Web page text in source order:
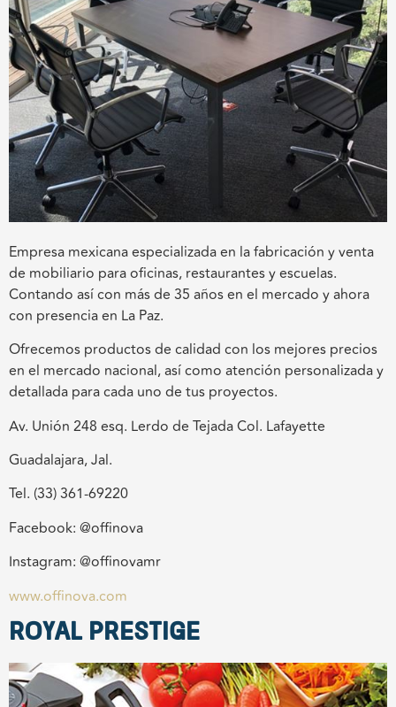
Empresa mexicana especializada en la fabricación y venta
de mobiliario para oficinas, restaurantes y escuelas.
Contando así con más de 35 años en el mercado y ahora
con presencia en La Paz.
Ofrecemos productos de calidad con los mejores precios
en el mercado nacional, así como atención personalizada y
detallada para cada uno de tus proyectos.
Av. Unión 248 esq. Lerdo de Tejada Col. Lafayette
Guadalajara, Jal.
Tel. (33) 361-69220
Facebook: @offinova
Instagram: @offinovamr
www.offinova.com
ROYAL PRESTIGE